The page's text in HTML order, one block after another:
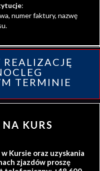
:
numer faktury, nazwę
TERMINIE
NA KURS
Kursie oraz uzyskania
zjazdów proszę